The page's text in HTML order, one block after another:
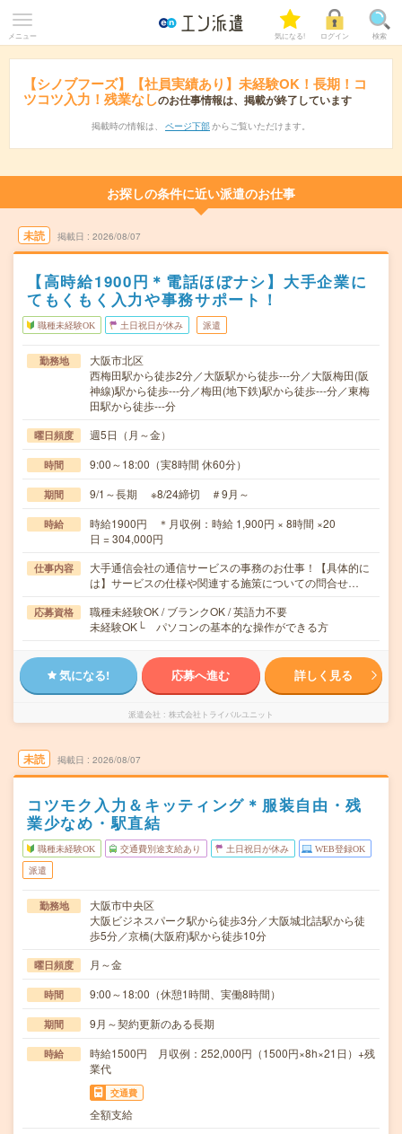
メニュー 気になる! ログイン 検索
【シノブフーズ】【社員実績あり】未経験OK！長期！コ
ツコツ入力！残業なしのお仕事情報は、掲載が終了しています
掲載時の情報は、 ページ下部 からご覧いただけます。
お探しの条件に近い派遣のお仕事
未読 掲載日 2026/08/07
【高時給1900円＊電話ほぼナシ】大手企業に
てもくもく入力や事務サポート！
職種未経験OK 土日祝日が休み 派遣
勤務地
大阪市北区
西梅田駅から徒歩2分／大阪駅から徒歩---分／大阪梅田(阪
神線)駅から徒歩---分／梅田(地下鉄)駅から徒歩---分／東梅
田駅から徒歩---分
曜日頻度 週5日（月～金）
時間 9:00～18:00（実8時間 休60分）
期間 9/1～長期 ※8/24締切 ＃9月～
時給
時給1900円 ＊月収例：時給 1,900円 × 8時間 ×20
日 = 304,000円
仕事内容
大手通信会社の通信サービスの事務のお仕事！【具体的に
は】サービスの仕様や関連する施策についての問合せ…
応募資格
職種未経験OK / ブランクOK / 英語力不要
未経験OK└ パソコンの基本的な操作ができる方
気になる! 応募へ進む 詳しく見る
派遣会社 株式会社トライバルユニット
未読 掲載日 2026/08/07
コツモク入力＆キッティング＊服装自由・残
業少なめ・駅直結
職種未経験OK 交通費別途支給あり 土日祝日が休み WEB登録OK
派遣
勤務地
大阪市中央区
大阪ビジネスパーク駅から徒歩3分／大阪城北詰駅から徒
歩5分／京橋(大阪府)駅から徒歩10分
曜日頻度 月～金
時間 9:00～18:00（休憩1時間、実働8時間）
期間 9月～契約更新のある長期
時給
時給1500円 月収例：252,000円（1500円×8h×21日）+残
業代
交通費
全額支給